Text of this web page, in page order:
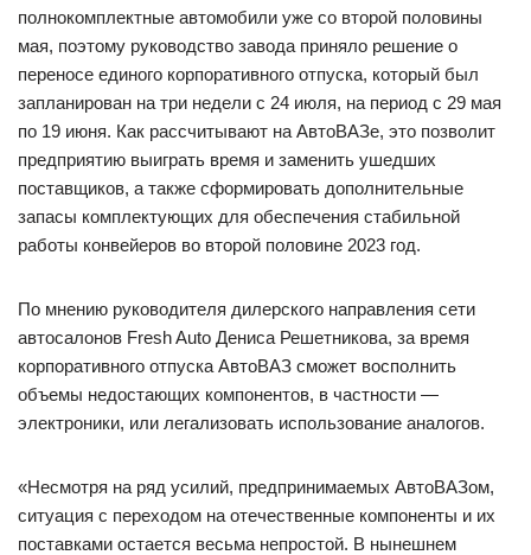
полнокомплектные автомобили уже со второй половины
мая, поэтому руководство завода приняло решение о
переносе единого корпоративного отпуска, который был
запланирован на три недели с 24 июля, на период с 29 мая
по 19 июня. Как рассчитывают на АвтоВАЗе, это позволит
предприятию выиграть время и заменить ушедших
поставщиков, а также сформировать дополнительные
запасы комплектующих для обеспечения стабильной
работы конвейеров во второй половине 2023 год.
По мнению руководителя дилерского направления сети
автосалонов Fresh Auto Дениса Решетникова, за время
корпоративного отпуска АвтоВАЗ сможет восполнить
объемы недостающих компонентов, в частности —
электроники, или легализовать использование аналогов.
«Несмотря на ряд усилий, предпринимаемых АвтоВАЗом,
ситуация с переходом на отечественные компоненты и их
поставками остается весьма непростой. В нынешнем